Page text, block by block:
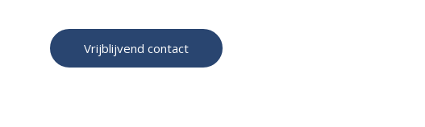
Vrijblijvend contact